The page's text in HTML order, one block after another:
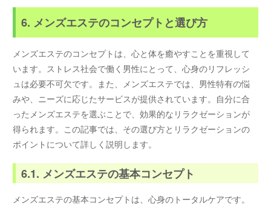
6. メンズエステのコンセプトと選び方
メンズエステのコンセプトは、心と体を癒やすことを重視して
います。ストレス社会で働く男性にとって、心身のリフレッシ
ュは必要不可欠です。また、メンズエステでは、男性特有の悩
みや、ニーズに応じたサービスが提供されています。自分に合
ったメンズエステを選ぶことで、効果的なリラクゼーションが
得られます。この記事では、その選び方とリラクゼーションの
ポイントについて詳しく説明します。
6.1. メンズエステの基本コンセプト
メンズエステの基本コンセプトは、心身のトータルケアです。